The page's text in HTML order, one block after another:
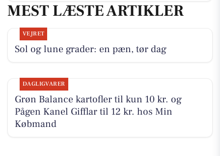
MEST LÆSTE ARTIKLER
VEJRET
Sol og lune grader: en pæn, tør dag
DAGLIGVARER
Grøn Balance kartofler til kun 10 kr. og
Pågen Kanel Gifflar til 12 kr. hos Min
Købmand